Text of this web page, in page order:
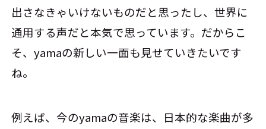
出さなきゃいけないものだと思ったし、世界に
通用する声だと本気で思っています。だからこ
そ、yamaの新しい一面も見せていきたいです
ね。
例えば、今のyamaの音楽は、日本的な楽曲が多